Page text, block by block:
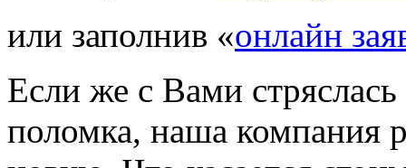
или заполнив «онлайн
Если же с Вами стряслась
поломка, наша компания